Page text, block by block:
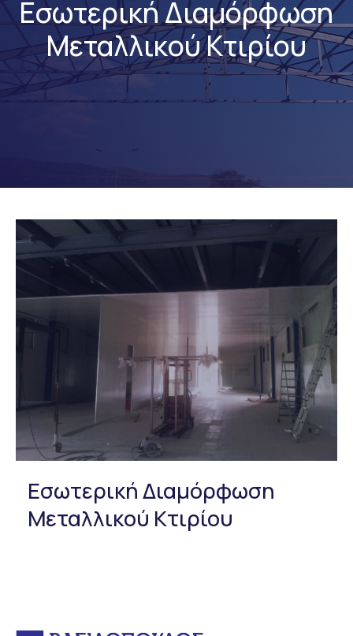
Εσωτερική Διαμόρφωση
Μεταλλικού Κτιρίου
Εσωτερική Διαμόρφωση
Μεταλλικού Κτιρίου